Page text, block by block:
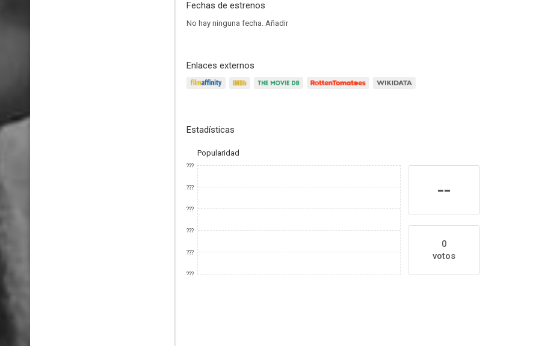
Fechas de estrenos
No hay ninguna fecha. Añadir
Enlaces externos
Estadísticas
Popularidad
???
???
???
???
???
???
--
0
votos